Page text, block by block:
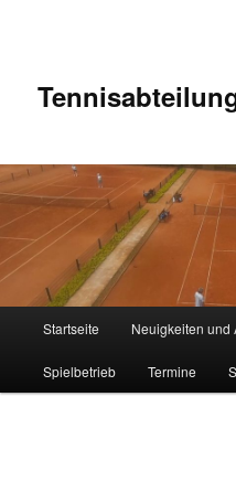
Startseite Neuigkeiten und
Spielbetrieb Termine